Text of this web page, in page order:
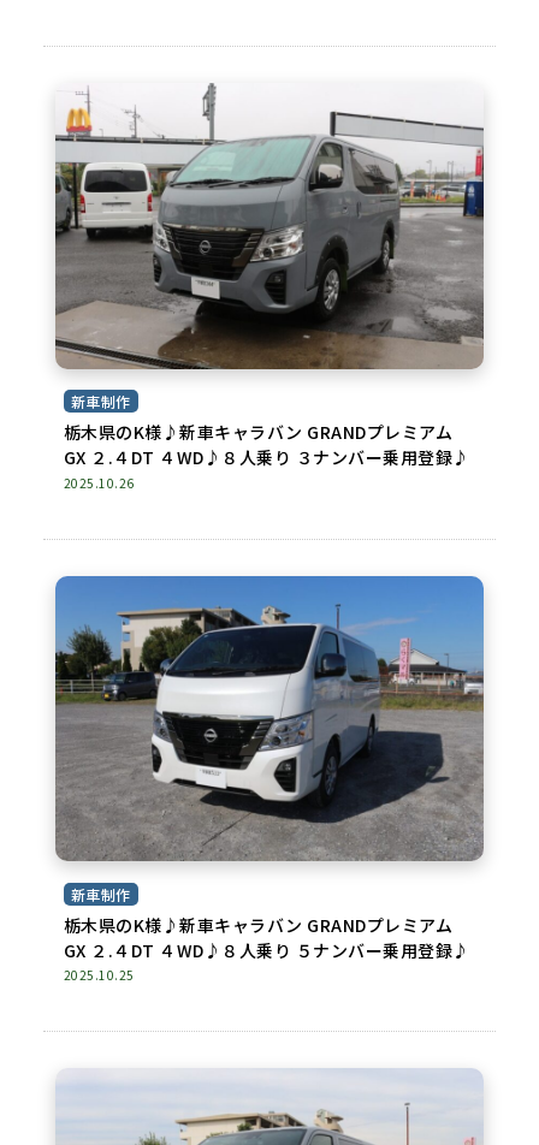
新車制作
栃木県のK様♪新車キャラバン GRANDプレミアム
GX ２.４DT ４WD♪８人乗り ３ナンバー乗用登録♪
2025.10.26
新車制作
栃木県のK様♪新車キャラバン GRANDプレミアム
GX ２.４DT ４WD♪８人乗り ５ナンバー乗用登録♪
2025.10.25